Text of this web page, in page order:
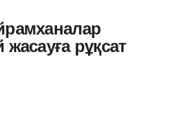
рұқсат